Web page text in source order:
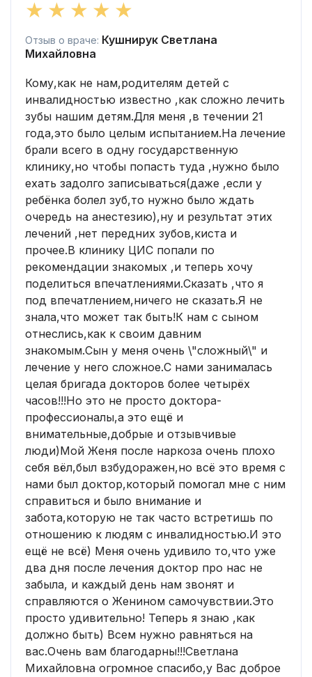
Отзыв о враче: Кушнирук Светлана
Михайловна
Кому,как не нам,родителям детей с
инвалидностью известно ,как сложно лечить
зубы нашим детям.Для меня ,в течении 21
года,это было целым испытанием.На лечение
брали всего в одну государственную
клинику,но чтобы попасть туда ,нужно было
ехать задолго записываться(даже ,если у
ребёнка болел зуб,то нужно было ждать
очередь на анестезию),ну и результат этих
лечений ,нет передних зубов,киста и
прочее.В клинику ЦИС попали по
рекомендации знакомых ,и теперь хочу
поделиться впечатлениями.Сказать ,что я
под впечатлением,ничего не сказать.Я не
знала,что может так быть!К нам с сыном
отнеслись,как к своим давним
знакомым.Сын у меня очень \"сложный\" и
лечение у него сложное.С нами занималась
целая бригада докторов более четырёх
часов!!!Но это не просто доктора-
профессионалы,а это ещё и
внимательные,добрые и отзывчивые
люди)Мой Женя после наркоза очень плохо
себя вёл,был взбудоражен,но всё это время с
нами был доктор,который помогал мне с ним
справиться и было внимание и
забота,которую не так часто встретишь по
отношению к людям с инвалидностью.И это
ещё не всё) Меня очень удивило то,что уже
два дня после лечения доктор про нас не
забыла, и каждый день нам звонят и
справляются о Женином самочувствии.Это
просто удивительно! Теперь я знаю ,как
должно быть) Всем нужно равняться на
вас.Очень вам благодарны!!!Светлана
Михайловна огромное спасибо,у Вас доброе